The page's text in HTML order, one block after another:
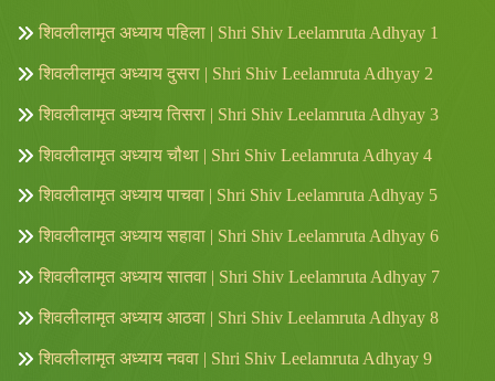
शिवलीलामृत अध्याय पहिला | Shri Shiv Leelamruta Adhyay 1
शिवलीलामृत अध्याय दुसरा | Shri Shiv Leelamruta Adhyay 2
शिवलीलामृत अध्याय तिसरा | Shri Shiv Leelamruta Adhyay 3
शिवलीलामृत अध्याय चौथा | Shri Shiv Leelamruta Adhyay 4
शिवलीलामृत अध्याय पाचवा | Shri Shiv Leelamruta Adhyay 5
शिवलीलामृत अध्याय सहावा | Shri Shiv Leelamruta Adhyay 6
शिवलीलामृत अध्याय सातवा | Shri Shiv Leelamruta Adhyay 7
शिवलीलामृत अध्याय आठवा | Shri Shiv Leelamruta Adhyay 8
शिवलीलामृत अध्याय नववा | Shri Shiv Leelamruta Adhyay 9